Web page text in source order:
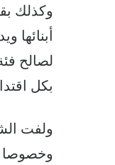
وكذلك
أبنائها
لصالح
بكل
ولفت
وخصوصا